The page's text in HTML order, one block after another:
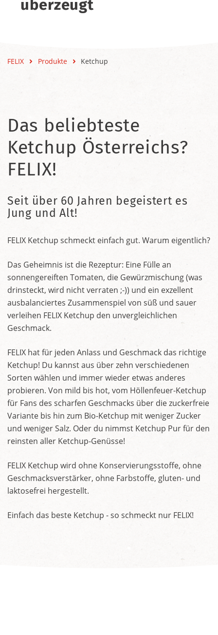
überzeugt
FELIX Produkte Ketchup
Das beliebteste
Ketchup Österreichs?
FELIX!
Seit über 60 Jahren begeistert es
Jung und Alt!
FELIX Ketchup schmeckt einfach gut. Warum eigentlich?
Das Geheimnis ist die Rezeptur: Eine Fülle an
sonnengereiften Tomaten, die Gewürzmischung (was
drinsteckt, wird nicht verraten ;-)) und ein exzellent
ausbalanciertes Zusammenspiel von süß und sauer
verleihen FELIX Ketchup den unvergleichlichen
Geschmack.
FELIX hat für jeden Anlass und Geschmack das richtige
Ketchup! Du kannst aus über zehn verschiedenen
Sorten wählen und immer wieder etwas anderes
probieren. Von mild bis hot, vom Höllenfeuer-Ketchup
für Fans des scharfen Geschmacks über die zuckerfreie
Variante bis hin zum Bio-Ketchup mit weniger Zucker
und weniger Salz. Oder du nimmst Ketchup Pur für den
reinsten aller Ketchup-Genüsse!
FELIX Ketchup wird ohne Konservierungsstoffe, ohne
Geschmacksverstärker, ohne Farbstoffe, gluten- und
laktosefrei hergestellt.
Einfach das beste Ketchup - so schmeckt nur FELIX!